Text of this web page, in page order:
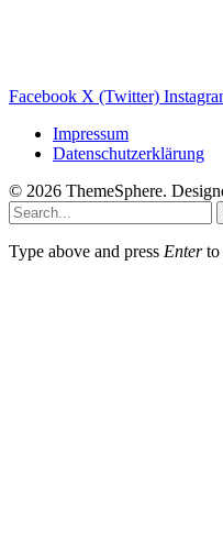
Facebook X (Twitter)
Impressum
Datenschutzerklärung
© 2026 ThemeSphere.
Type above and press Enterto